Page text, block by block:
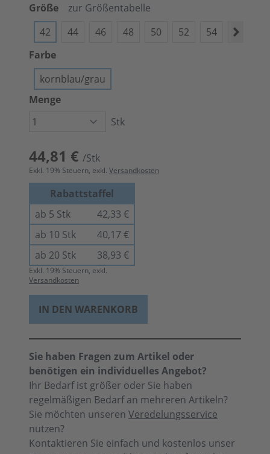
Größe
zur Größentabelle
42
44 46 48 50 52 54 56
Farbe
kornblau/grau
Menge
Stk
44,81 € /Stk
Exkl. 19% Steuern, exkl. Versandkosten
Rabattstaffel
ab 5 Stk
42,33 €
ab 10 Stk
40,17 €
ab 20 Stk
38,93 €
Exkl. 19% Steuern, exkl.
Versandkosten
IN DEN WARENKORB
Sie haben Fragen zum Artikel oder
benötigen ein individuelles Angebot?
Ihr Bedarf ist größer oder Sie haben
regelmäßigen Bedarf an mehreren Artikeln?
Sie möchten unseren Veredelungsservice
nutzen?
Kontaktieren Sie einfach und kostenlos unser